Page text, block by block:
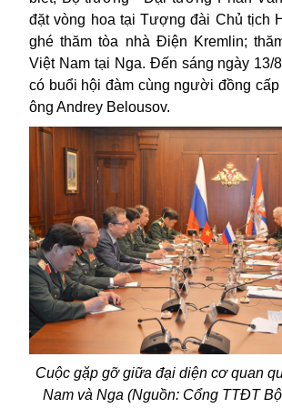
đặt vòng hoa tại Tượng đài Chủ tịch
ghé thăm tòa nhà Điện Kremlin;
Việt Nam tại Nga. Đến sáng ngày 13/
có buổi hội đàm cùng người đồng
ông Andrey Belousov.
Cuộc gặp gỡ giữa đại diện cơ quan
Nam và Nga (Nguồn: Cổng TTĐT